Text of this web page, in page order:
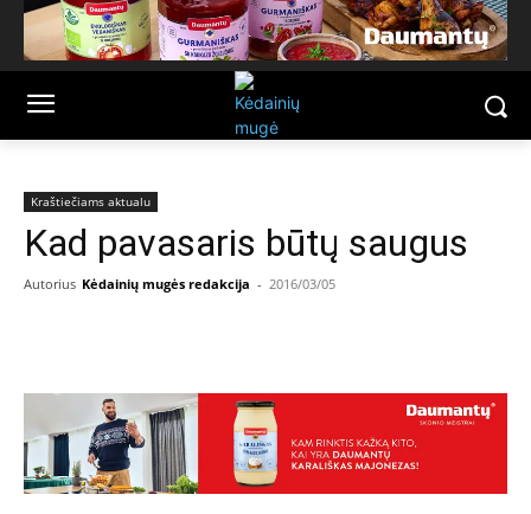
Kraštiečiams aktualu
Kad pavasaris būtų saugus
Autorius Kėdainių mugės redakcija - 2016/03/05